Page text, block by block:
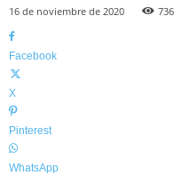
16 de noviembre de 2020 736
Facebook
X
Pinterest
WhatsApp